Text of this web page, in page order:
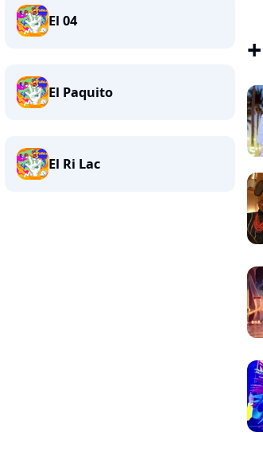
El 04
El Paquito
El Ri Lac